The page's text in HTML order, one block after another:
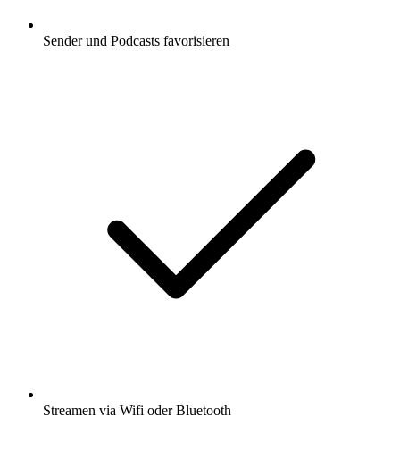
Sender und Podcasts favorisieren
Streamen via Wifi oder Bluetooth